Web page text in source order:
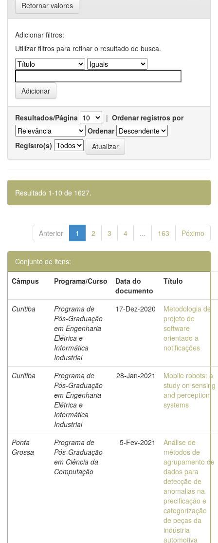
Retornar valores
Adicionar filtros:
Utilizar filtros para refinar o resultado de busca.
Resultados/Página | Ordenar registros por
Ordenar
Registro(s)
Resultado 1-10 de 1627.
Anterior 1 2 3 4 ... 163 Póximo
Conjunto de itens:
Câmpus
Programa/Curso
Data do
documento
Título
Curitiba
Programa de
Pós-Graduação
em Engenharia
Elétrica e
Informática
Industrial
17-Dez-2020
Metodologia de
projeto de
software
orientado a
notificações
Curitiba
Programa de
Pós-Graduação
em Engenharia
Elétrica e
Informática
Industrial
28-Jan-2021
Mobile robots: a
study on sensing
and perception
systems
Ponta
Grossa
Programa de
Pós-Graduação
em Ciência da
Computação
5-Fev-2021
Análise de
métodos de
agrupamento de
dados para
detecção de
anomalias na
precificação e
categorização
de peças da
indústria
automotiva